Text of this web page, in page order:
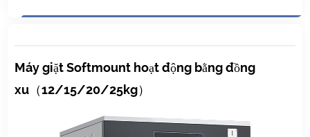
Máy giặt Softmount hoạt động bằng đồng
xu（12/15/20/25kg）